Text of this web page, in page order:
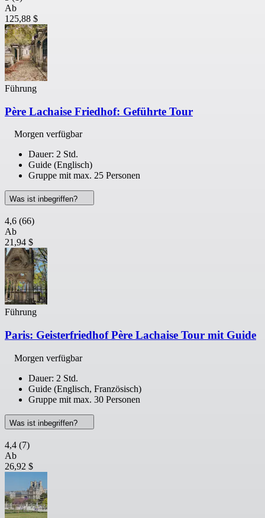
Ab
125,88 $
Führung
Père Lachaise Friedhof: Geführte Tour
Morgen verfügbar
Dauer: 2 Std.
Guide (Englisch)
Gruppe mit max. 25 Personen
Was ist inbegriffen?
4,6 (66)
Ab
21,94 $
Führung
Paris: Geisterfriedhof Père Lachaise Tour mit Guide
Morgen verfügbar
Dauer: 2 Std.
Guide (Englisch, Französisch)
Gruppe mit max. 30 Personen
Was ist inbegriffen?
4,4 (7)
Ab
26,92 $